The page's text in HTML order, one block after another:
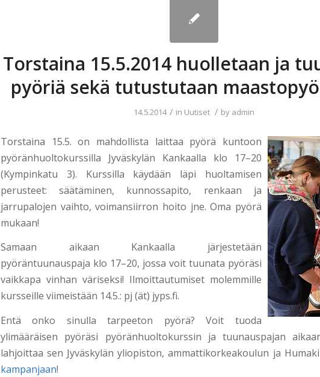
Torstaina 15.5.2014 huolletaan ja
pyöriä sekä tutustutaan
14.5.2014 / in Uutiset / by admin
Torstaina 15.5. on mahdollista laittaa pyörä kuntoon
pyöränhuoltokurssilla Jyväskylän Kankaalla klo 17–20
(Kympinkatu 3). Kurssilla käydään läpi huoltamisen
perusteet: säätäminen, kunnossapito, renkaan ja
jarrupalojen vaihto, voimansiirron hoito jne. Oma pyörä
mukaan!
Samaan aikaan Kankaalla järjestetään
pyöräntuunauspaja klo 17–20, jossa voit tuunata pyöräsi
vaikkapa vinhan väriseksi! Ilmoittautumiset molemmille
kursseille viimeistään 14.5.: pj (ät) jyps.fi.
Entä onko sinulla tarpeeton pyörä? Voit tuoda
ylimääräisen pyöräsi pyöränhuoltokurssin ja tuunauspajan
lahjoittaa sen Jyväskylän yliopiston, ammattikorkeakoulun ja
kampanjaan!